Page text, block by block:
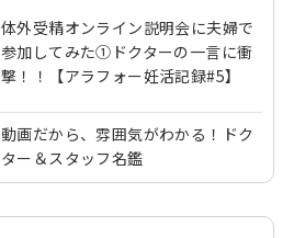
体外受精オンライン説明会に夫婦で
参加してみた①ドクターの一言に衝
撃！！【アラフォー妊活記録#5】
動画だから、雰囲気がわかる！ドク
ター＆スタッフ名鑑